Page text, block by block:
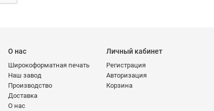
О нас
Широкоформатная печать
Наш завод
Производство
Доставка
О нас
Личный кабинет
Регистрация
Авторизация
Корзина